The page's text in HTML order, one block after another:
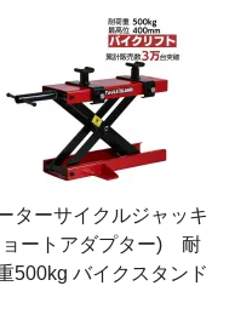
ターサイクルジャッキ
ョートアダプター) 耐
500kg バイクスタンド